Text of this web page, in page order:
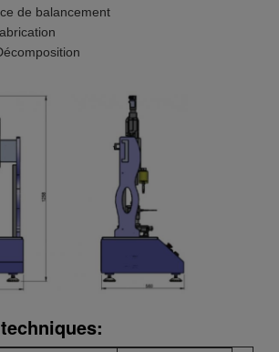
de balancement